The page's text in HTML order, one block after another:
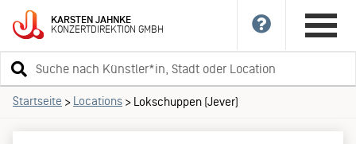
KARSTENJAHNKE
KONZERTDIREKTIONGMBH
Suchbegriff
eingeben
Startseite > Locations > Lokschuppen (Jever)